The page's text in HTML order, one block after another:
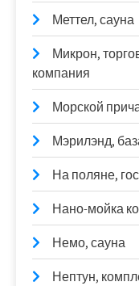
Меттел, сауна
Микрон,
компания
Морской
Мэрилэнд,
На поляне,
Нано-мойка
Немо, сауна
Нептун,